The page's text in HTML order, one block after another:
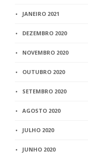
JANEIRO 2021
DEZEMBRO 2020
NOVEMBRO 2020
OUTUBRO 2020
SETEMBRO 2020
AGOSTO 2020
JULHO 2020
JUNHO 2020